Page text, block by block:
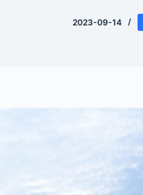
2023-09-14